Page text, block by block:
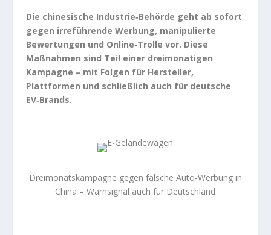
Die chinesische Industrie‑Behörde geht ab sofort
gegen irreführende Werbung, manipulierte
Bewertungen und Online‑Trolle vor. Diese
Maßnahmen sind Teil einer dreimonatigen
Kampagne – mit Folgen für Hersteller,
Plattformen und schließlich auch für deutsche
EV‑Brands.
Dreimonatskampagne gegen falsche Auto‑Werbung in
China – Warnsignal auch für Deutschland